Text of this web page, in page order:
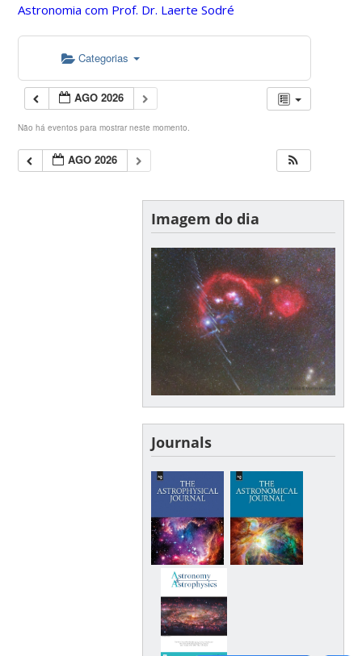
Astronomia com Prof. Dr. Laerte Sodré
Categorias
AGO 2026
Não há eventos para mostrar neste momento.
AGO 2026
Imagem do dia
Journals